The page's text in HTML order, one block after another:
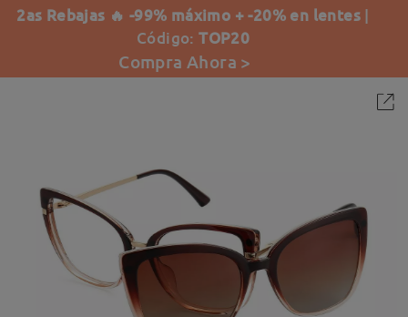
2as Rebajas 🔥 -99% máximo + -20% en lentes |
Código:TOP20
Compra Ahora >